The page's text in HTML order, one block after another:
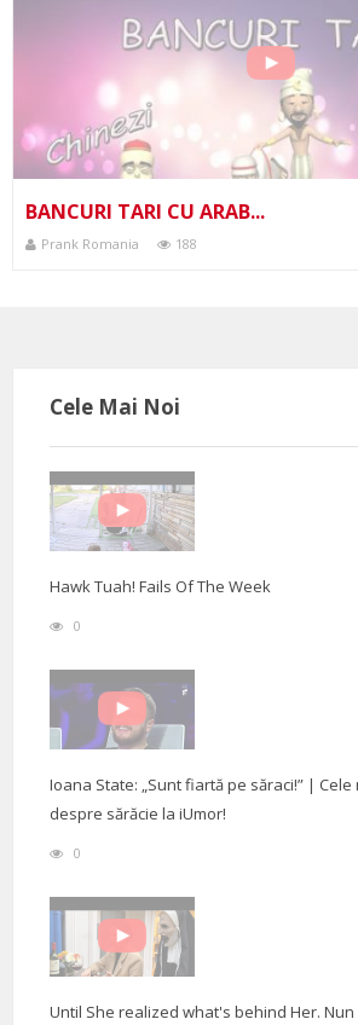
BANCURI TARI CU ARAB...
Prank Romania 188
Cele Mai Noi
Hawk Tuah! Fails Of The Week
0
Ioana State: „Sunt fiartă pe săraci!” | Cele
despre sărăcie la iUmor!
0
Until She realized what's behind Her.